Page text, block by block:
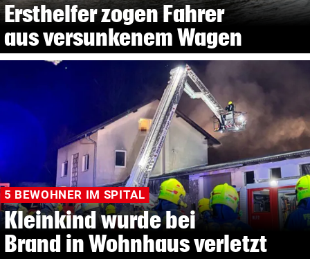
Ersthelfer zogen Fahrer
aus versunkenem Wagen
5 BEWOHNER IM SPITAL
Kleinkind wurde bei
Brand in Wohnhaus verletzt